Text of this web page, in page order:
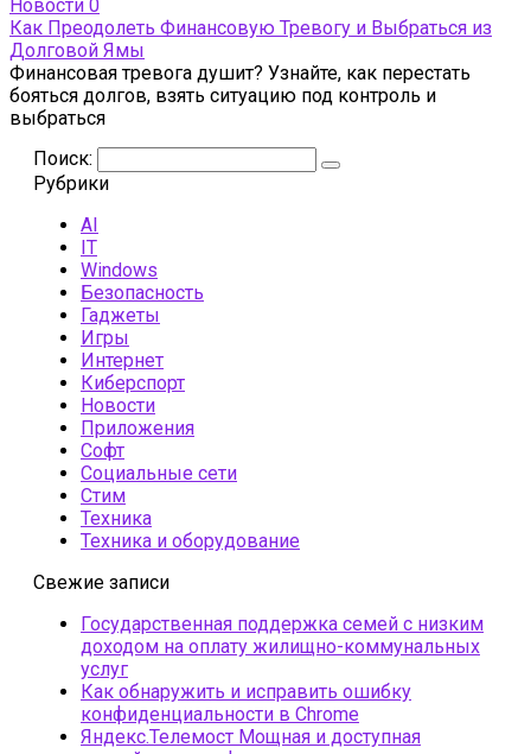
Новости 0
Как Преодолеть Финансовую Тревогу и Выбраться из
Долговой Ямы
Финансовая тревога душит? Узнайте, как перестать
бояться долгов, взять ситуацию под контроль и
выбраться
Поиск:
Рубрики
AI
IT
Windows
Безопасность
Гаджеты
Игры
Интернет
Киберспорт
Новости
Приложения
Софт
Социальные сети
Стим
Техника
Техника и оборудование
Свежие записи
Государственная поддержка семей с низким
доходом на оплату жилищно-коммунальных
услуг
Как обнаружить и исправить ошибку
конфиденциальности в Chrome
Яндекс.Телемост Мощная и доступная